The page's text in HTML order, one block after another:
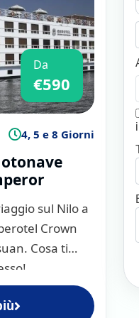
Da
€590
4, 5 e 8 Giorni
sul Nilo a
Crown
Cosa ti